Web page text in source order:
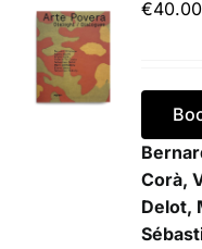
AGGIUNGI
AL
CARRELLO
DETTAGLI
€40.00
Corà,
Delot,